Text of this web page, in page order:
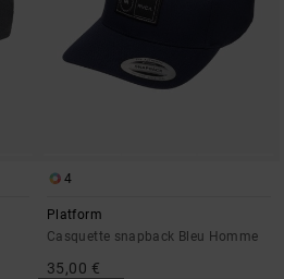
4
Platform
Casquette snapback Bleu Homme
35,00 €